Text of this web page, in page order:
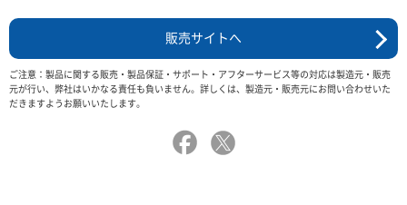
販売サイトへ
ご注意：製品に関する販売・製品保証・サポート・アフターサービス等の対応は製造元・販売
元が行い、弊社はいかなる責任も負いません。詳しくは、製造元・販売元にお問い合わせいた
だきますようお願いいたします。